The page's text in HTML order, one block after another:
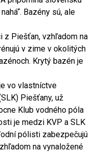
Bazény sú, ale
z Piešťan, vzhľadom na
v zime v okolitých
Krytý bazén je
vo vlastníctve
Piešťany, už
Klub vodného póla
je medzi KVP a SLK
pólisti zabezpečujú
na vynaložené